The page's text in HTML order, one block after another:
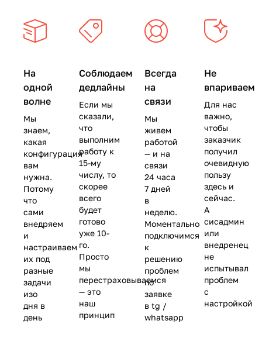
В общем, я очень рада, что имею возможность
обратиться с проблемами любой сложности в
моментальном решении. Иван, спасибо Вам
огромное!
На
одной
волне
Мы
знаем,
какая
конфигурация
вам
нужна.
Потому
что
сами
внедряем
и
настраиваем
их под
разные
задачи
изо
дня в
день
Соблюдаем
дедлайны
Если мы
сказали,
что
выполним
работу к
15-му
числу, то
скорее
всего
будет
готово
уже 10-
го.
Просто
мы
перестраховываемся
— это
наш
принцип
Всегда
на
связи
Мы
живем
работой
— и на
связи
24 часа
7 дней
в
неделю.
Моментально
подключимся
к
решению
проблем
по
заявке
в tg /
whatsapp
Не
впариваем
Для нас
важно,
чтобы
заказчик
получил
очевидную
пользу
здесь и
сейчас.
А
сисадмин
или
внедренец
не
испытывал
проблем
с
настройкой